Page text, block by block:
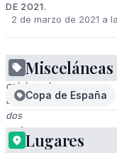
DE 2021.
2 de marzo de 2021 a
Joven
celebrando
con
dos
trofeos
y
Misceláneas
Copa de España
Lugares